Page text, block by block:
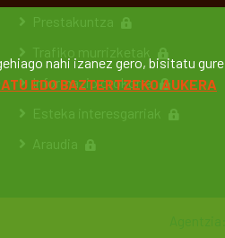
Prestakuntza
Trafiko murrizketak
Informazio orokorra
Esteka interesgarriak
Araudia
nahi izanez gero, bisitatu gure
EDO BAZTERTZEKO AUKERA